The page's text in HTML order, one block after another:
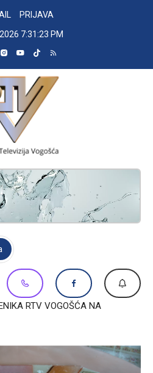
PRIJAVA
7:31:23 PM
TELEVIZIJA VOGOŠĆA
RTV VOGOŠĆA NA